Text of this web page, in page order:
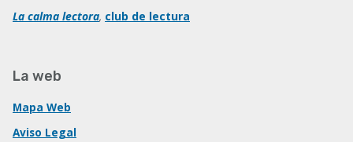
La calma lectora, club de lectura
La web
Mapa Web
Aviso Legal